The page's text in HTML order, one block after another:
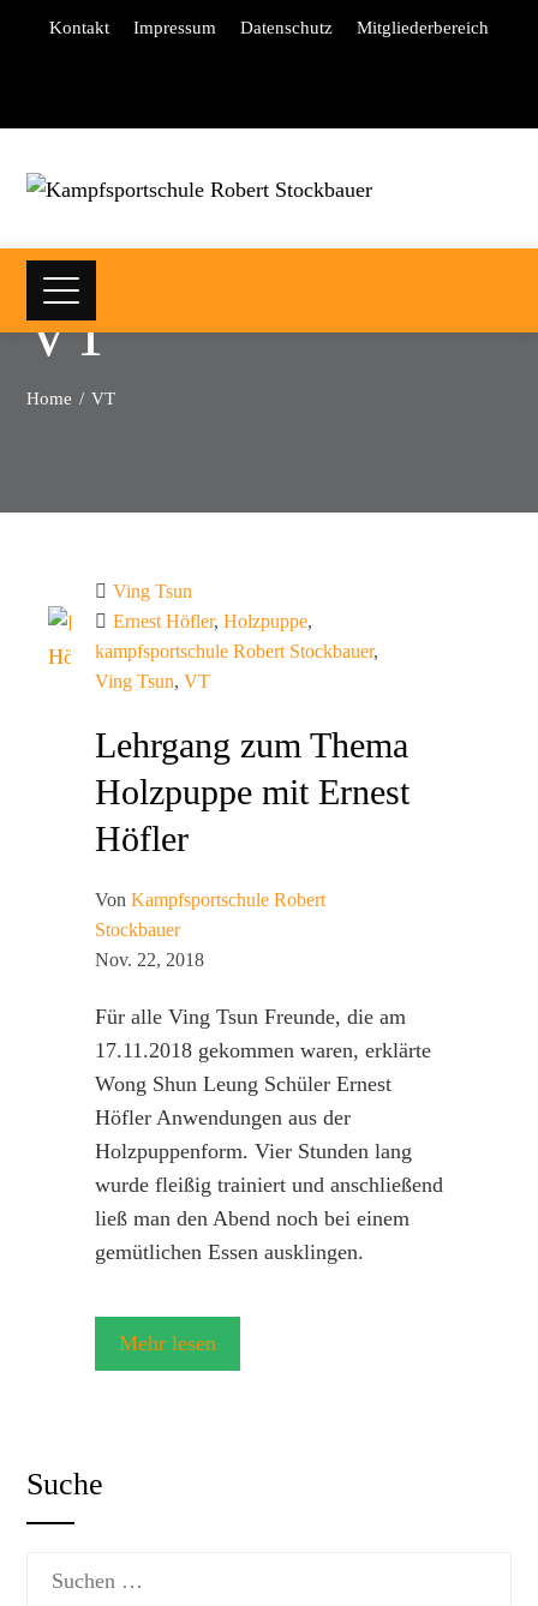
Kontakt Impressum Datenschutz Mitgliederbereich
VT
Home VT
Ving Tsun
Ernest Höfler, Holzpuppe,
kampfsportschule Robert Stockbauer,
Ving Tsun, VT
Lehrgang zum Thema
Holzpuppe mit Ernest
Höfler
Von Kampfsportschule Robert
Stockbauer
Nov. 22, 2018
Für alle Ving Tsun Freunde, die am
17.11.2018 gekommen waren, erklärte
Wong Shun Leung Schüler Ernest
Höfler Anwendungen aus der
Holzpuppenform. Vier Stunden lang
wurde fleißig trainiert und anschließend
ließ man den Abend noch bei einem
gemütlichen Essen ausklingen.
Mehr lesen
Suche